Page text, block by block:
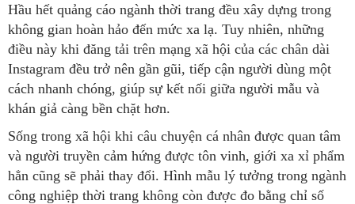
Hầu hết quảng cáo ngành thời trang đều xây dựng trong
không gian hoàn hảo đến mức xa lạ. Tuy nhiên, những
điều này khi đăng tải trên mạng xã hội của các chân dài
Instagram đều trở nên gần gũi, tiếp cận người dùng một
cách nhanh chóng, giúp sự kết nối giữa người mẫu và
khán giả càng bền chặt hơn.
Sống trong xã hội khi câu chuyện cá nhân được quan tâm
và người truyền cảm hứng được tôn vinh, giới xa xỉ phẩm
hẳn cũng sẽ phải thay đổi. Hình mẫu lý tưởng trong ngành
công nghiệp thời trang không còn được đo bằng chỉ số